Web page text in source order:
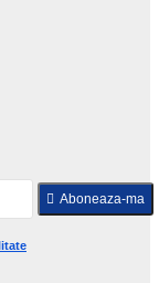
Aboneaza-ma